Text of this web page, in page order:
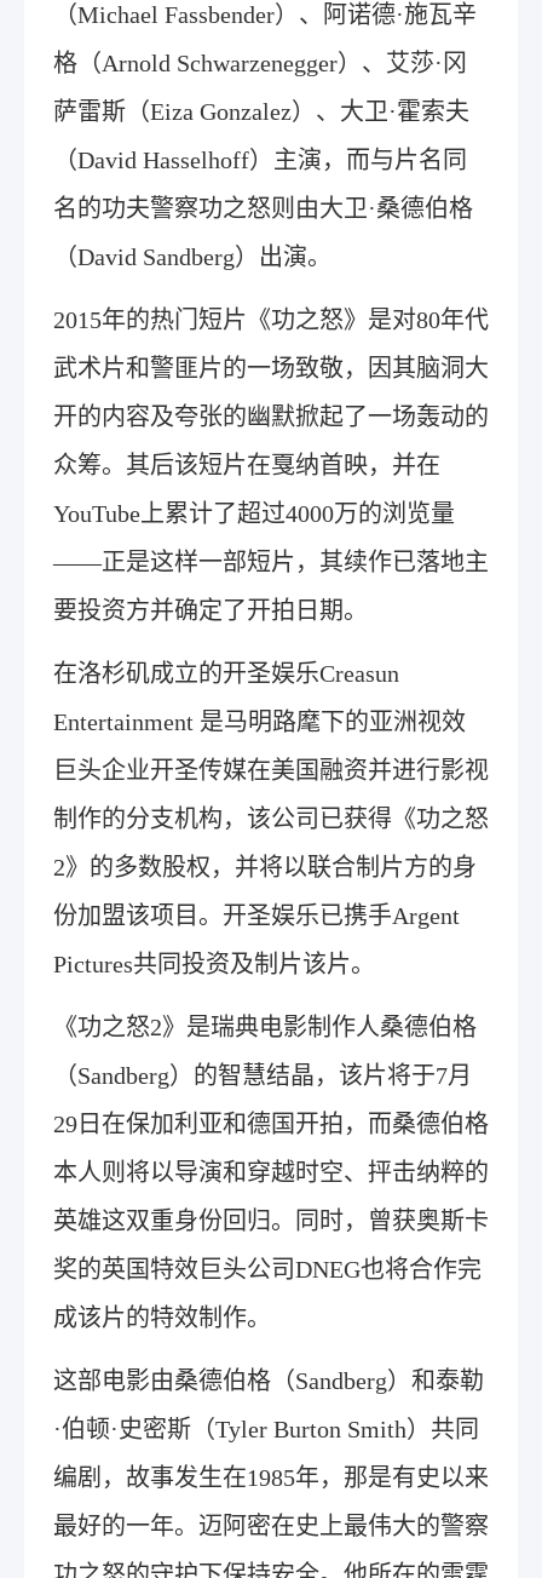
（Michael Fassbender）、阿诺德·施瓦辛
格（Arnold Schwarzenegger）、艾莎·冈
萨雷斯（Eiza Gonzalez）、大卫·霍索夫
（David Hasselhoff）主演，而与片名同
名的功夫警察功之怒则由大卫·桑德伯格
（David Sandberg）出演。
2015年的热门短片《功之怒》是对80年代
武术片和警匪片的一场致敬，因其脑洞大
开的内容及夸张的幽默掀起了一场轰动的
众筹。其后该短片在戛纳首映，并在
YouTube上累计了超过4000万的浏览量
——正是这样一部短片，其续作已落地主
要投资方并确定了开拍日期。
在洛杉矶成立的开圣娱乐Creasun
Entertainment 是马明路麾下的亚洲视效
巨头企业开圣传媒在美国融资并进行影视
制作的分支机构，该公司已获得《功之怒
2》的多数股权，并将以联合制片方的身
份加盟该项目。开圣娱乐已携手Argent
Pictures共同投资及制片该片。
《功之怒2》是瑞典电影制作人桑德伯格
（Sandberg）的智慧结晶，该片将于7月
29日在保加利亚和德国开拍，而桑德伯格
本人则将以导演和穿越时空、抨击纳粹的
英雄这双重身份回归。同时，曾获奥斯卡
奖的英国特效巨头公司DNEG也将合作完
成该片的特效制作。
这部电影由桑德伯格（Sandberg）和泰勒
·伯顿·史密斯（Tyler Burton Smith）共同
编剧，故事发生在1985年，那是有史以来
最好的一年。迈阿密在史上最伟大的警察